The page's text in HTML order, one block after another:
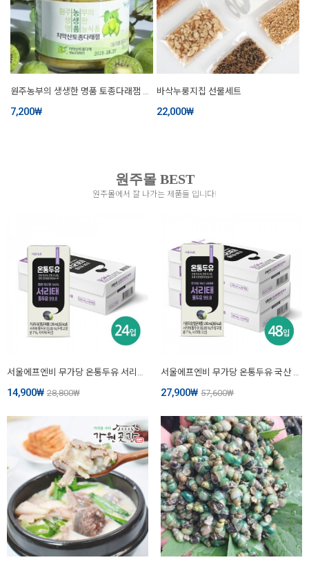
원주농부의 생생한 명품 토종다래잼 280g
7,200₩
바삭누룽지칩 선물세트
22,000₩
원주몰 BEST
원주몰에서 잘 나가는 제품들 입니다!
14,900₩ 28,800₩ 27,900₩ 57,600₩